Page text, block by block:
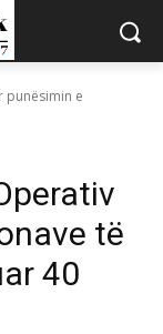
punësimin e
të
40